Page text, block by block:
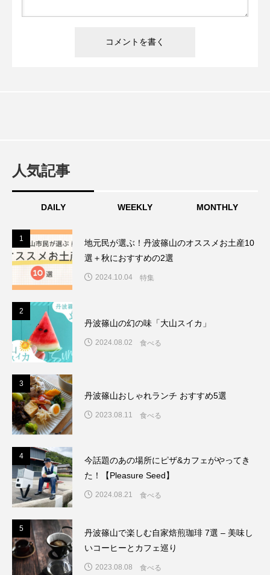
人気記事
DAILY WEEKLY MONTHLY
1
地元民が選ぶ！丹波篠山のオススメお土産10
選＋秋におすすめの2選
2024.10.04 特集
2
丹波篠山の幻の味「大山スイカ」
2024.08.02 食べる
3
丹波篠山おしゃれランチ おすすめ5選
2023.08.11 食べる
4
今話題のあの場所にピザ&カフェがやってき
た！【Pleasure Seed】
2024.08.21 食べる
5
丹波篠山で楽しむ自家焙煎珈琲 7選 – 美味し
いコーヒーとカフェ巡り
2023.08.08 食べる